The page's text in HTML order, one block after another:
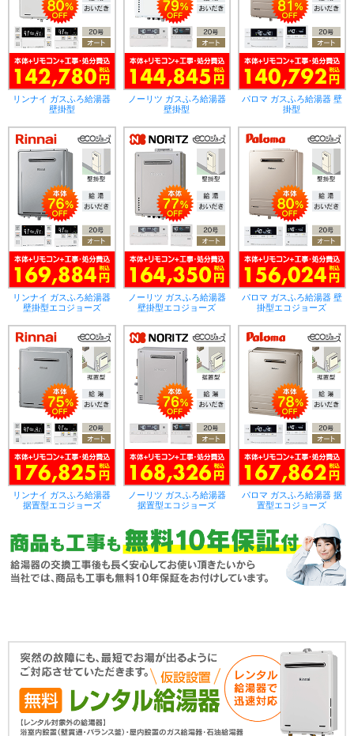
リンナイ ガスふろ給湯器
壁掛型
ノーリツ ガスふろ給湯器
壁掛型
パロマ ガスふろ給湯器 壁
掛型
リンナイ ガスふろ給湯器
壁掛型エコジョーズ
ノーリツ ガスふろ給湯器
壁掛型エコジョーズ
パロマ ガスふろ給湯器 壁
掛型エコジョーズ
リンナイ ガスふろ給湯器
据置型エコジョーズ
ノーリツ ガスふろ給湯器
据置型エコジョーズ
パロマ ガスふろ給湯器 据
置型エコジョーズ